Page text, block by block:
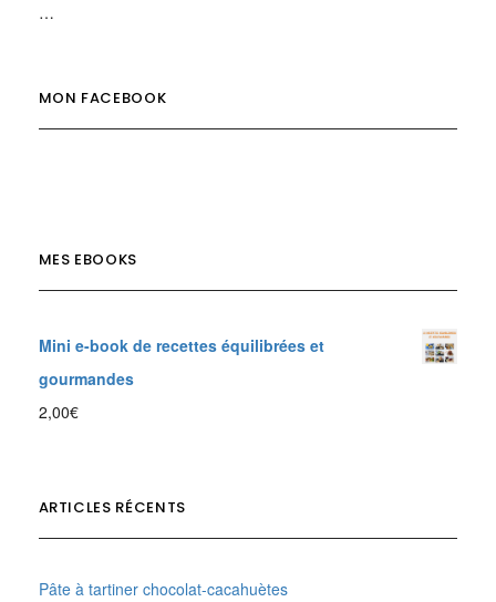
…
MON FACEBOOK
MES EBOOKS
Mini e-book de recettes équilibrées et
gourmandes
2,00€
ARTICLES RÉCENTS
Pâte à tartiner chocolat-cacahuètes